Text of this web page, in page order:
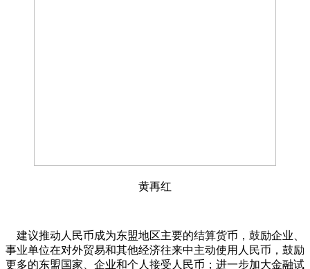
黄再红
建议推动人民币成为东盟地区主要的结算货币，鼓励企业、
事业单位在对外贸易和其他经济往来中主动使用人民币，鼓励
更多的东盟国家、企业和个人接受人民币；进一步加大金融试